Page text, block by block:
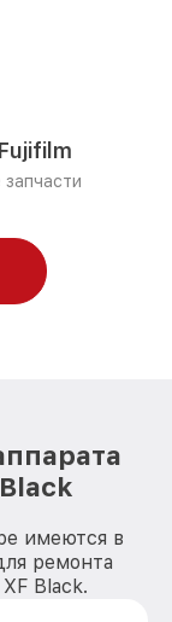
имеются в
ремонта
Black.